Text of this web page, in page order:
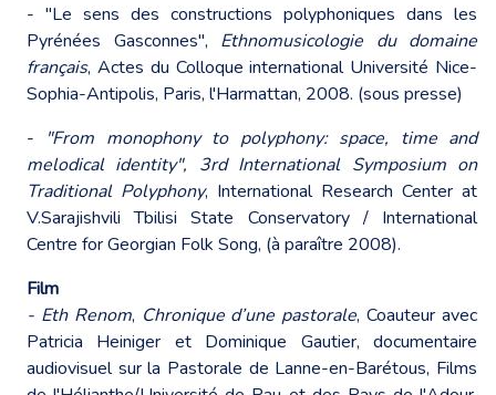
- "Le sens des constructions polyphoniques dans les
Pyrénées Gasconnes", Ethnomusicologie du domaine
français, Actes du Colloque international Université Nice-
Sophia-Antipolis, Paris, l'Harmattan, 2008. (sous presse)
-
"From monophony to polyphony: space, time and
melodical identity", 3rd International Symposium on
Traditional Polyphony, International Research Center at
V.Sarajishvili Tbilisi State Conservatory / International
Centre for Georgian Folk Song, (à paraître 2008).
Film
- Eth Renom, Chronique d’une pastorale, Coauteur avec
Patricia Heiniger et Dominique Gautier, documentaire
audiovisuel sur la Pastorale de Lanne-en-Barétous, Films